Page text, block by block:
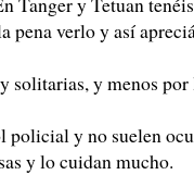
pena verlo y así
solitarias, y menos
y no suelen
y lo cuidan mucho.